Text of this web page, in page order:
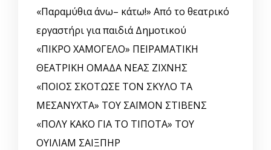
«Παραμύθια άνω– κάτω!» Από το θεατρικό
εργαστήρι για παιδιά Δημοτικού
«ΠΙΚΡΟ ΧΑΜΟΓΕΛΟ» ΠΕΙΡΑΜΑΤΙΚΗ
ΘΕΑΤΡΙΚΗ ΟΜΑΔΑ ΝΕΑΣ ΖΙΧΝΗΣ
«ΠΟΙΟΣ ΣΚΟΤΩΣΕ ΤΟΝ ΣΚΥΛΟ ΤΑ
ΜΕΣΑΝΥΧΤΑ» ΤΟΥ ΣΑΪΜΟΝ ΣΤΙΒΕΝΣ
«ΠΟΛΥ ΚΑΚΟ ΓΙΑ ΤΟ ΤΙΠΟΤΑ» ΤΟΥ
ΟΥΙΛΙΑΜ ΣΑΙΞΠΗΡ